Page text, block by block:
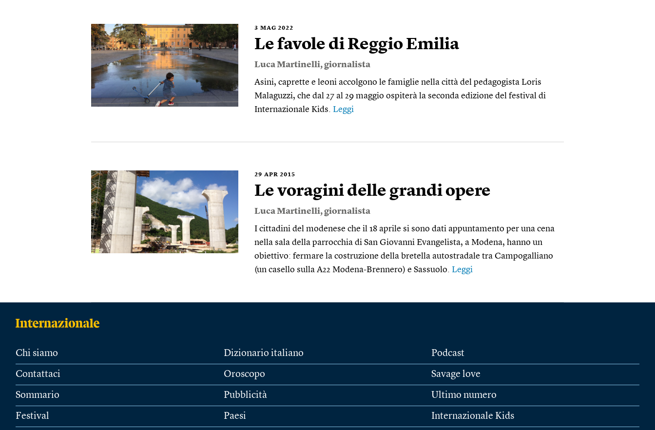
3 MAG 2022
Le favole di Reggio Emilia
Luca Martinelli, giornalista
Asini, caprette e leoni accolgono le famiglie nella città del pedagogista Loris
Malaguzzi, che dal 27 al 29 maggio ospiterà la seconda edizione del festival di
Internazionale Kids. Leggi
29 APR 2015
Le voragini delle grandi opere
Luca Martinelli, giornalista
I cittadini del modenese che il 18 aprile si sono dati appuntamento per una cena
nella sala della parrocchia di San Giovanni Evangelista, a Modena, hanno un
obiettivo: fermare la costruzione della bretella autostradale tra Campogalliano
(un casello sulla A22 Modena-Brennero) e Sassuolo. Leggi
Chi siamo
Contattaci
Sommario
Festival
Dizionario italiano
Oroscopo
Pubblicità
Paesi
Podcast
Savage love
Ultimo numero
Internazionale Kids